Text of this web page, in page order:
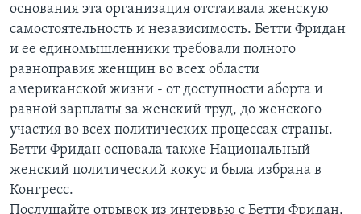
основания эта организация отстаивала женскую
самостоятельность и независимость. Бетти Фридан
и ее единомышленники требовали полного
равноправия женщин во всех области
американской жизни - от доступности аборта и
равной зарплаты за женский труд, до женского
участия во всех политических процессах страны.
Бетти Фридан основала также Национальный
женский политический кокус и была избрана в
Конгресс.
Послушайте отрывок из интервью с Бетти Фридан,